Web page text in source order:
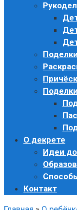
О декрете
Идеи
Контакт